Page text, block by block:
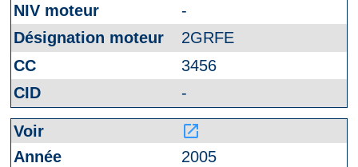
-
2GRFE
3456
-
launch
2005